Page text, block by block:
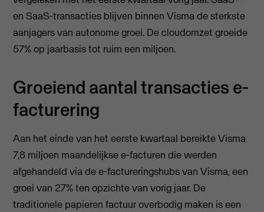
en SaaS-transacties blijven binnen Visma de sterkste
aanjagers van autonome groei. De cloudomzet groeide
57% op jaarbasis tot ruim een miljoen.
Groeiend aantal transacties e-
facturering
Aan het einde van het eerste kwartaal bereikte Visma
7,8 miljoen maandelijkse e-facturen die werden
afgehandeld via de e-factureringshubs van Visma, een
groei van 27% ten opzichte van vorig jaar. De
traditionele papieren factuur overbodig maken is een